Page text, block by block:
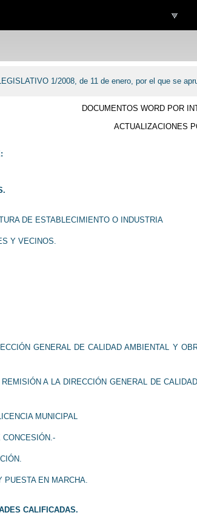
1/2008, de 11 de enero, por el que se
DOCUMENTOS WORD POR
ACTUALIZACIONES
DE ESTABLECIMIENTO O INDUSTRIA
Y VECINOS.
GENERAL DE CALIDAD AMBIENTAL Y
A LA DIRECCIÓN GENERAL DE
MUNICIPAL
CONCESIÓN.-
PUESTA EN MARCHA.
CALIFICADAS.